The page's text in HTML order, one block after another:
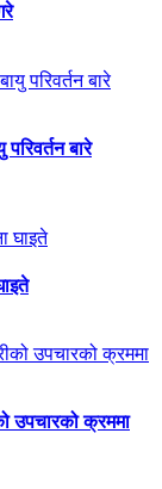
बारे
उपचारको क्रममा